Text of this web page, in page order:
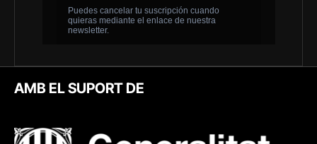
AMB EL SUPORT DE